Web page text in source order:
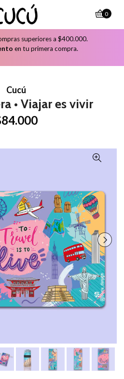
superiores a $400.000.
en tu primera compra.
0
Cucú
• Viajar es vivir